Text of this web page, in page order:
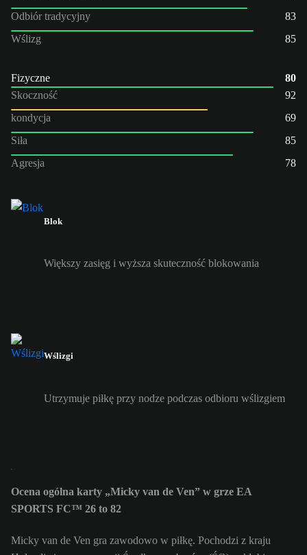
Odbiór tradycyjny
83
Wślizg
85
Fizyczne
80
Skoczność
92
kondycja
69
Siła
85
Agresja
78
Blok
Większy zasięg i wyższa skuteczność blokowania
Wślizgi
Utrzymuje piłkę przy nodze podczas odbioru wślizgiem
Ocena ogólna karty „Micky van de Ven” w grze EA
SPORTS FC™ 26 to 82
Micky van de Ven gra zawodowo w piłkę. Pochodzi z kraju